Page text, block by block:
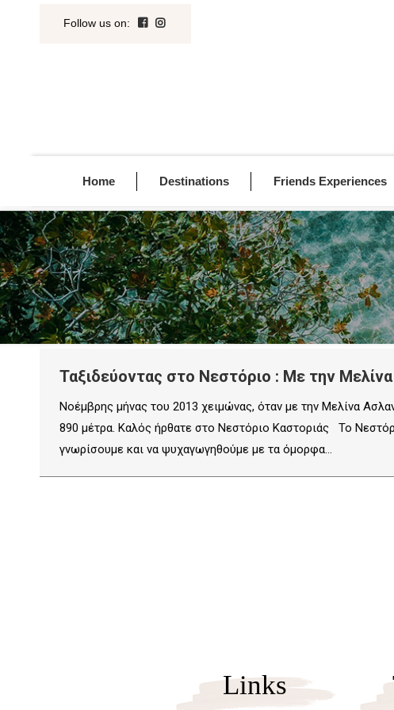
Follow us on:
Home Destinations Friends Experiences
Ταξιδεύοντας στο Νεστόριο : Με την
Νοέμβρης μήνας του 2013 χειμώνας, όταν με την Μελίνα
890 μέτρα. Καλός ήρθατε στο Νεστόριο Καστοριάς Το
γνωρίσουμε και να ψυχαγωγηθούμε με τα όμορφα…
Links